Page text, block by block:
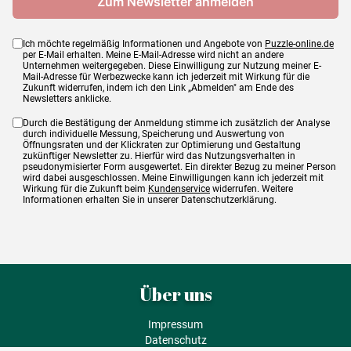
Ich möchte regelmäßig Informationen und Angebote von Puzzle-online.de
per E-Mail erhalten. Meine E-Mail-Adresse wird nicht an andere
Unternehmen weitergegeben. Diese Einwilligung zur Nutzung meiner E-
Mail-Adresse für Werbezwecke kann ich jederzeit mit Wirkung für die
Zukunft widerrufen, indem ich den Link „Abmelden" am Ende des
Newsletters anklicke.
Durch die Bestätigung der Anmeldung stimme ich zusätzlich der Analyse
durch individuelle Messung, Speicherung und Auswertung von
Öffnungsraten und der Klickraten zur Optimierung und Gestaltung
zukünftiger Newsletter zu. Hierfür wird das Nutzungsverhalten in
pseudonymisierter Form ausgewertet. Ein direkter Bezug zu meiner Person
wird dabei ausgeschlossen. Meine Einwilligungen kann ich jederzeit mit
Wirkung für die Zukunft beim Kundenservice widerrufen. Weitere
Informationen erhalten Sie in unserer Datenschutzerklärung.
Über uns
Impressum
Datenschutz